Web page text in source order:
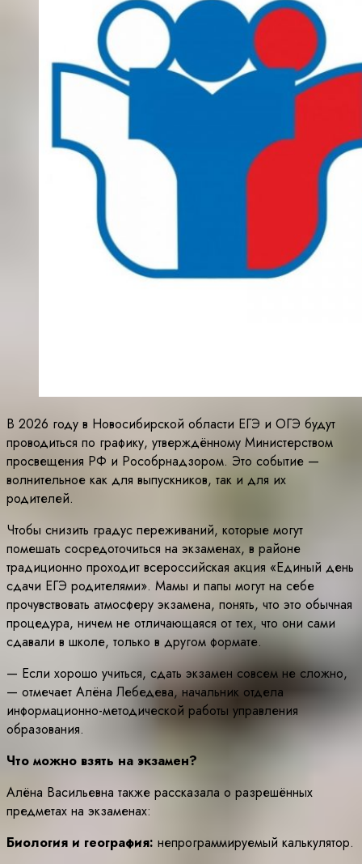
В 2026 году в Новосибирской области ЕГЭ и ОГЭ будут
проводиться по графику, утверждённому Министерством
просвещения РФ и Рособрнадзором. Это событие —
волнительное как для выпускников, так и для их
родителей.
Чтобы снизить градус переживаний, которые могут
помешать сосредоточиться на экзаменах, в районе
традиционно проходит всероссийская акция «Единый день
сдачи ЕГЭ родителями». Мамы и папы могут на себе
прочувствовать атмосферу экзамена, понять, что это обычная
процедура, ничем не отличающаяся от тех, что они сами
сдавали в школе, только в другом формате.
— Если хорошо учиться, сдать экзамен совсем не сложно,
— отмечает Алёна Лебедева, начальник отдела
информационно-методической работы управления
образования.
Что можно взять на экзамен?
Алёна Васильевна также рассказала о разрешённых
предметах на экзаменах:
Биология и география: непрограммируемый калькулятор.